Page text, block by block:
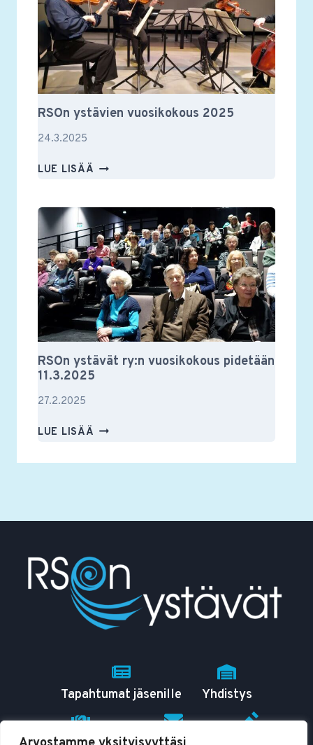
RSOn ystävien vuosikokous 2025
24.3.2025
LUE LISÄÄ RSON
2025
RSOn ystävät ry:n vuosikokous pidetään
11.3.2025
27.2.2025
LUE LISÄÄ RSON
RY:N
Tapahtumat jäsenille Yhdistys